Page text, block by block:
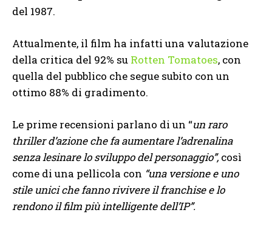
del 1987.
Attualmente, il film ha infatti una valutazione
della critica del 92% su Rotten Tomatoes, con
quella del pubblico che segue subito con un
ottimo 88% di gradimento.
Le prime recensioni parlano di un “un raro
thriller d’azione che fa aumentare l’adrenalina
senza lesinare lo sviluppo del personaggio”, così
come di una pellicola con “una versione e uno
stile unici che fanno rivivere il franchise e lo
rendono il film più intelligente dell’IP”.